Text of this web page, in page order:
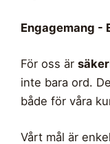
Engagemang -
För oss är
inte bara ord.
både för våra
Vårt mål är